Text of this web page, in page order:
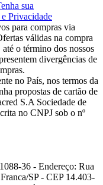
sua
e Privacidade
para compras via
válidas na compra
o término dos nossos
divergências de
no País, nos termos da
propostas de cartão de
S.A Sociedade de
no CNPJ sob o nº
36 - Endereço: Rua
SP - CEP 14.403-